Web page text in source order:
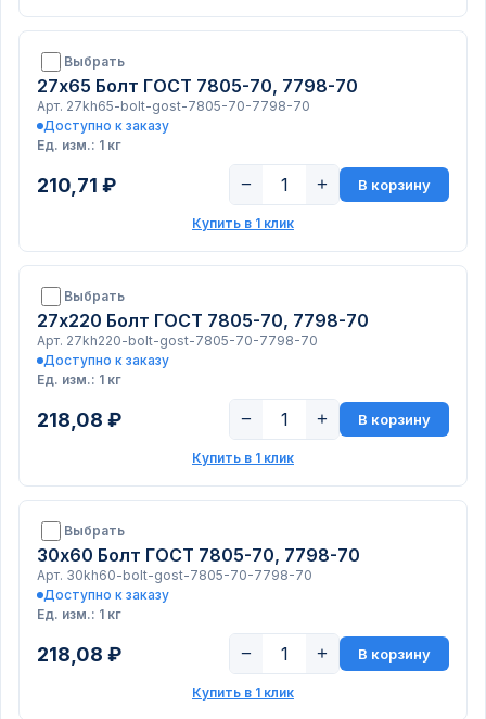
Выбрать
27х65 Болт ГОСТ 7805-70, 7798-70
Арт. 27kh65-bolt-gost-7805-70-7798-70
Доступно к заказу
Ед. изм.: 1 кг
210,71 ₽ − + В корзину
Купить в 1 клик
Выбрать
27х220 Болт ГОСТ 7805-70, 7798-70
Арт. 27kh220-bolt-gost-7805-70-7798-70
Доступно к заказу
Ед. изм.: 1 кг
218,08 ₽ − + В корзину
Купить в 1 клик
Выбрать
30х60 Болт ГОСТ 7805-70, 7798-70
Арт. 30kh60-bolt-gost-7805-70-7798-70
Доступно к заказу
Ед. изм.: 1 кг
218,08 ₽ − + В корзину
Купить в 1 клик